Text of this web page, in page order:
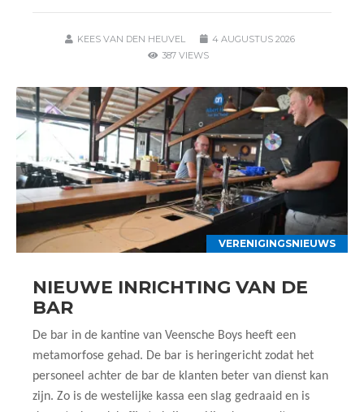
KEES VAN DEN HEUVEL
4 AUGUSTUS 2026
387 VIEWS
VERENIGINGSNIEUWS
NIEUWE INRICHTING VAN DE
BAR
De bar in de kantine van Veensche Boys heeft een
metamorfose gehad. De bar is heringericht zodat het
personeel achter de bar de klanten beter van dienst kan
zijn. Zo is de westelijke kassa een slag gedraaid en is